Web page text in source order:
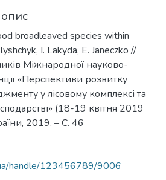
broadleaved species within
I. Lakyda, E. Janeczko //
Міжнародної науково-
«Перспективи розвитку
у лісовому комплексі та
(18-19 квітня 2019
2019. – С. 46
handle/123456789/9006